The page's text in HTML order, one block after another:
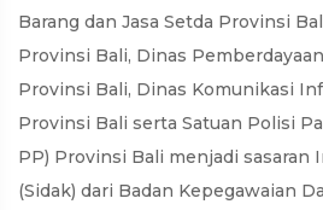
Barang dan Jasa Setda Provinsi
Provinsi Bali, Dinas
Provinsi Bali, Dinas Komunikasi
Provinsi Bali serta Satuan Polisi
PP) Provinsi Bali menjadi sasaran
(Sidak) dari Badan Kepegawaian